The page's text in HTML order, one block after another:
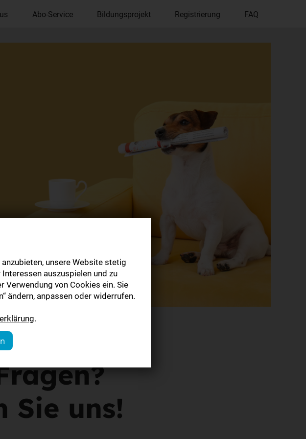
Abo-Service Bildungsprojekt Registrierung FAQ
Sie uns!
unsere Website stetig
auszuspielen und zu
Verwendung von Cookies ein. Sie
ändern, anpassen oder widerrufen.
.